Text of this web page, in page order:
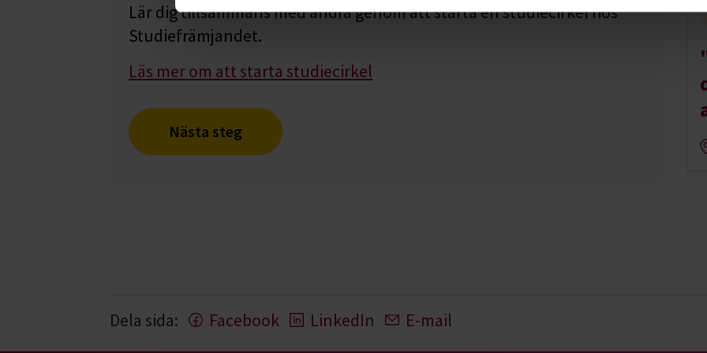
Lär dig tillsammans med andra genom att starta en studiecirkel hos
Studiefrämjandet.
Läs mer om att starta studiecirkel
Nästa steg
Dela sida: Facebook LinkedIn E-mail